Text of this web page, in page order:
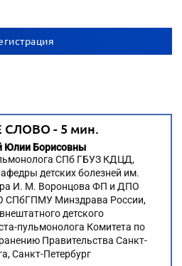
- 5 мин.
Юлии Борисовны
СПб ГБУЗ КДЦД,
детских болезней им.
И. М. Воронцова ФП и ДПО
СПбГПМУ Минздрава России,
детского
пульмонолога Комитета по
Правительства Санкт-
Санкт-Петербург